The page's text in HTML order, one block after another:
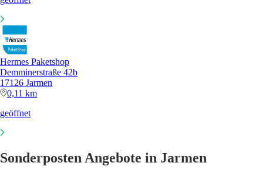
Hermes Paketshop
Demminerstraße 42b
17126 Jarmen
0,11 km
geöffnet
Sonderposten Angebote in Jarmen